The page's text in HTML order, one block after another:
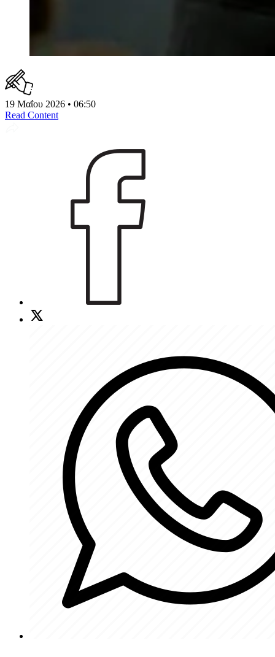
19 Μαΐου 2026 • 06:50
Read Content